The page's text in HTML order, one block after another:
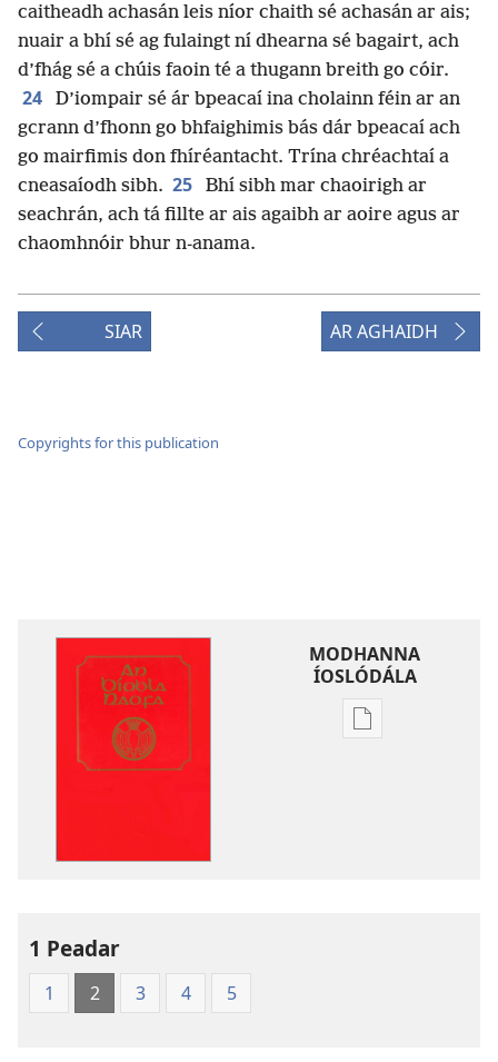
caitheadh achasán leis níor chaith sé achasán ar ais;
nuair a bhí sé ag fulaingt ní dhearna sé bagairt, ach
d’fhág sé a chúis faoin té a thugann breith go cóir.
24
D’iompair sé ár bpeacaí ina cholainn féin ar an
gcrann d’fhonn go bhfaighimis bás dár bpeacaí ach
go mairfimis don fhíréantacht. Trína chréachtaí a
cneasaíodh sibh. 25
Bhí sibh mar chaoirigh ar
seachrán, ach tá fillte ar ais agaibh ar aoire agus ar
chaomhnóir bhur n-anama.
SIAR AR AGHAIDH
Copyrights for this publication
MODHANNA
ÍOSLÓDÁLA
Modhanna
1 Peadar
1 2 3 4 5